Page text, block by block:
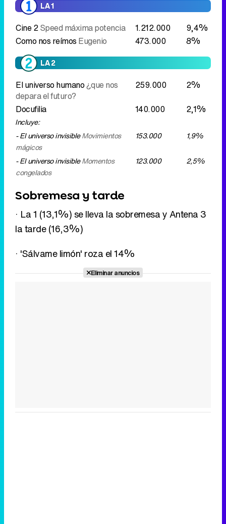
LA 1
Cine 2Speed máxima potencia 1.212.000
9,4%
Como nos reímos Eugenio 473.000 8%
LA 2
El universo humano¿que nos
depara el futuro?
259.000
2%
Docufilia
140.000 2,1%
Incluye:
- El universo invisibleMovimientos
mágicos
153.000 1,9%
- El universo invisibleMomentos
congelados
123.000 2,5%
Sobremesa y tarde
· La 1 (13,1%) se lleva la sobremesa y Antena 3
la tarde (16,3%)
· 'Sálvame limón' roza el 14%
Eliminar anuncios